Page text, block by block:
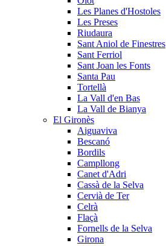
Les Planes d'Hostoles
Les Preses
Riudaura
Sant Aniol de Finestres
Sant Ferriol
Sant Joan les Fonts
Santa Pau
Tortellà
La Vall d'en Bas
La Vall de Bianya
El Gironès
Aiguaviva
Bescanó
Bordils
Campllong
Canet d'Adri
Cassà de la Selva
Cervià de Ter
Celrà
Flaçà
Fornells de la Selva
Girona